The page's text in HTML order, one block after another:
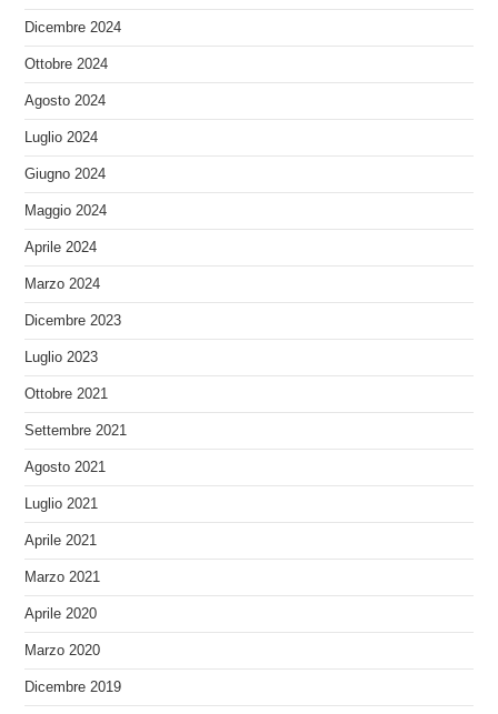
Dicembre 2024
Ottobre 2024
Agosto 2024
Luglio 2024
Giugno 2024
Maggio 2024
Aprile 2024
Marzo 2024
Dicembre 2023
Luglio 2023
Ottobre 2021
Settembre 2021
Agosto 2021
Luglio 2021
Aprile 2021
Marzo 2021
Aprile 2020
Marzo 2020
Dicembre 2019